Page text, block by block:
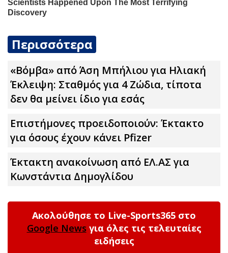
Περισσότερα
«Βόμβα» από Άση Μπήλιου για Ηλιακή
Έκλειψη: Σταθμός για 4 Zώδια, τίποτα
δεν θα μείνει ίδιο για εσάς
Επιστήμονες πpοειδοποιούν: Έκτακτο
για όσους έχουν κάνει Pfizer
Έκτακτη ανακοίνωση από ΕΛ.ΑΣ για
Κωνστάντια Δημογλίδου
Ακολούθησε το Live-Sports365 στο
Google News για όλες τις τελευταίες
ειδήσεις